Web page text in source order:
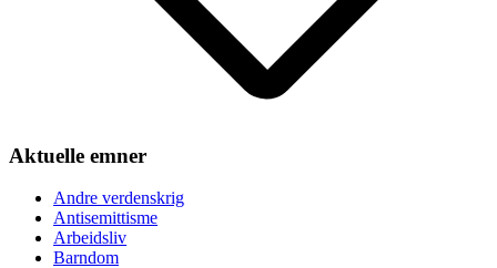
Aktuelle emner
Andre verdenskrig
Antisemittisme
Arbeidsliv
Barndom